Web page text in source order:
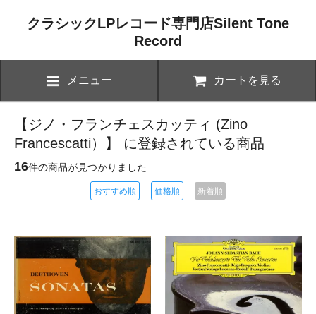
クラシックLPレコード専門店Silent Tone
Record
メニュー カートを見る
【ジノ・フランチェスカッティ (Zino
Francescatti）】 に登録されている商品
16件の商品が見つかりました
おすすめ順 価格順 新着順